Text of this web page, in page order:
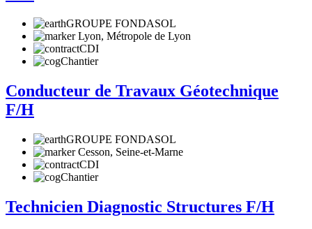
GROUPE FONDASOL
Lyon, Métropole de Lyon
CDI
Chantier
Conducteur de Travaux Géotechnique
F/H
GROUPE FONDASOL
Cesson, Seine-et-Marne
CDI
Chantier
Technicien Diagnostic Structures F/H